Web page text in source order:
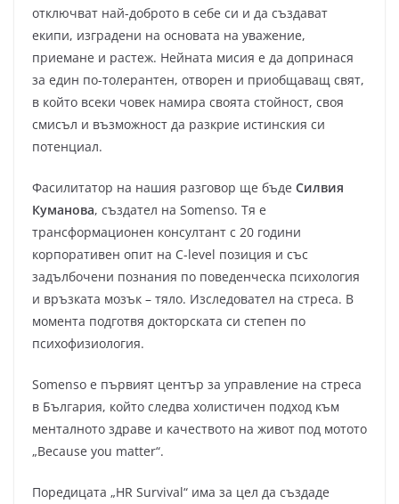
отключват най-доброто в себе си и да създават
екипи, изградени на основата на уважение,
приемане и растеж. Нейната мисия е да допринася
за един по-толерантен, отворен и приобщаващ свят,
в който всеки човек намира своята стойност, своя
смисъл и възможност да разкрие истинския си
потенциал.
Фасилитатор на нашия разговор ще бъде Силвия
Куманова, създател на Somenso. Тя е
трансформационен консултант с 20 години
корпоративен опит на С-level позиция и със
задълбочени познания по поведенческа психология
и връзката мозък – тяло. Изследовател на стреса. В
момента подготвя докторската си степен по
психофизиология.
Somenso е първият център за управление на стреса
в България, който следва холистичен подход към
менталното здраве и качеството на живот под мотото
„Because you matter“.
Поредицата „HR Survival“ има за цел да създаде